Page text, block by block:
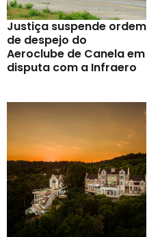
Justiça suspende ordem
de despejo do
Aeroclube de Canela em
disputa com a Infraero